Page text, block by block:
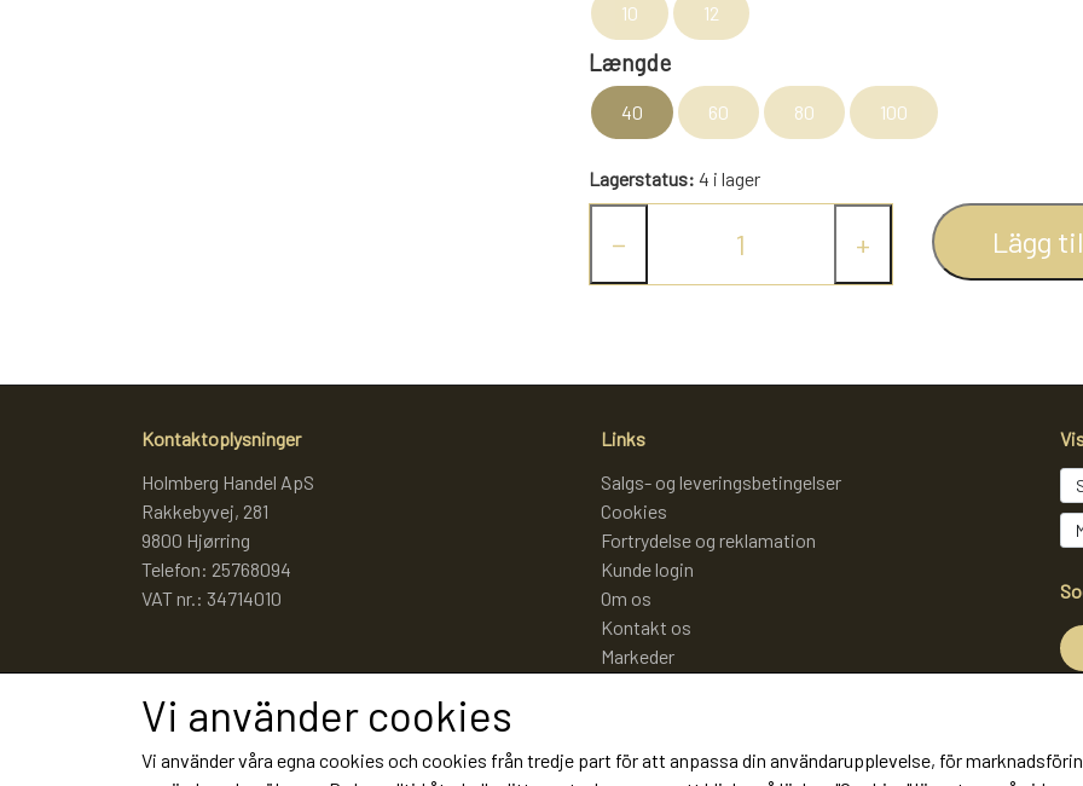
STITCH BAMSER
FJERNSTYRET BIL
10 12
Længde
40 60 80 100
Lagerstatus: 4 i lager
− + Lägg
Kontaktoplysninger
Holmberg Handel ApS
Rakkebyvej, 281
9800 Hjørring
Telefon: 25768094
VAT nr.: 34714010
Links
Salgs- og leveringsbetingelser
Cookies
Fortrydelse og reklamation
Kunde login
Om os
Kontakt os
Markeder
Vi använder cookies
Vi använder våra egna cookies och cookies från tredje part för att anpassa din användarupplevelse, för